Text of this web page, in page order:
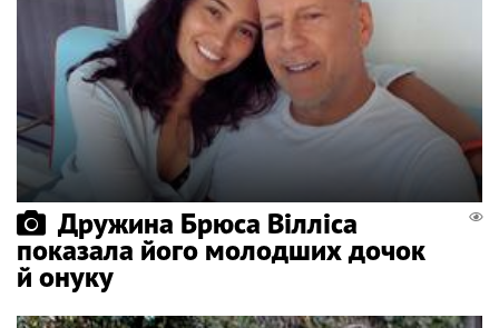
Дружина Брюса Вілліса
показала його молодших дочок
й онуку